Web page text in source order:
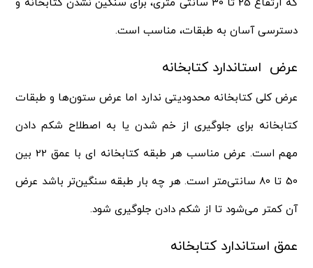
دسترسی آسان به طبقات، مناسب است.
عرض استاندارد کتابخانه
عرض کلی کتابخانه محدودیتی ندارد اما عرض ستون‌ها و طبقات
کتابخانه برای جلوگیری از خم شدن یا به اصطلاح شکم دادن
مهم است. عرض مناسب هر طبقه کتابخانه ای با عمق 22 بین
50 تا 80 ‌‌سانتی‌متر است. هر چه بار طبقه سنگین‌تر باشد عرض
آن کمتر می‌شود تا از شکم دادن جلوگیری شود.
عمق استاندارد کتابخانه